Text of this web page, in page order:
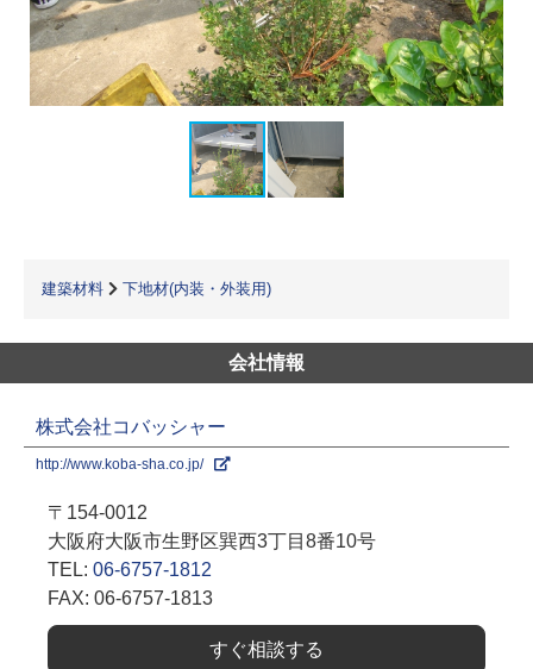
建築材料 下地材(内装・外装用)
会社情報
株式会社コバッシャー
http://www.koba-sha.co.jp/
〒154-0012
大阪府大阪市生野区巽西3丁目8番10号
TEL: 06-6757-1812
FAX: 06-6757-1813
すぐ相談する